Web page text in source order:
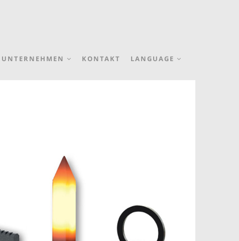
UNTERNEHMEN KONTAKT LANGUAGE